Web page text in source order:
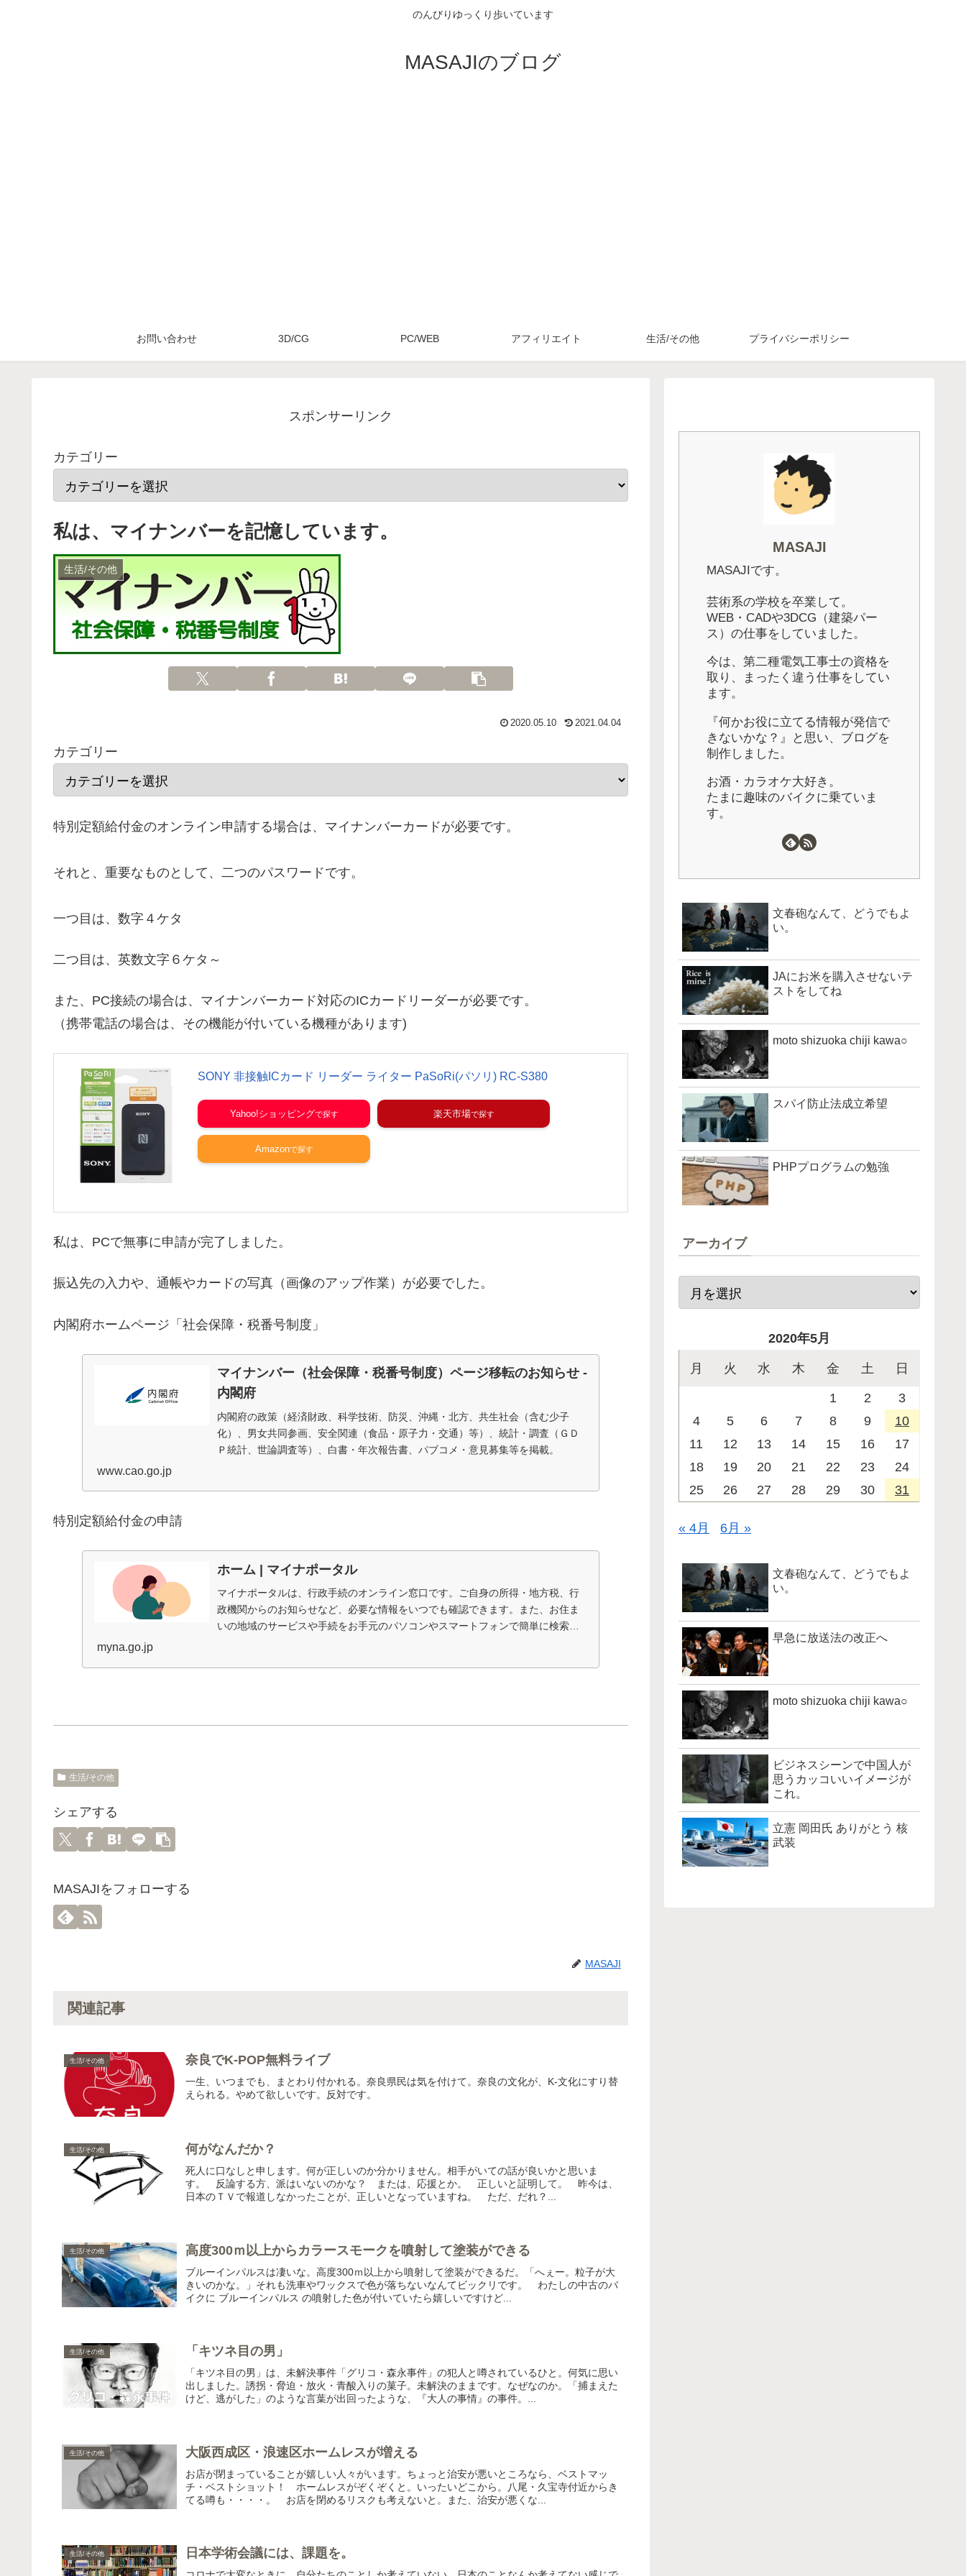
のんびりゆっくり歩いています
MASAJIのブログ
お問い合わせ 3D/CG PC/WEB アフィリエイト 生活/その他 プライバシーポリシー
スポンサーリンク
カテゴリー
私は、マイナンバーを記憶しています。
生活/その他
2020.05.10 2021.04.04
カテゴリー
特別定額給付金のオンライン申請する場合は、マイナンバーカードが必要です。
それと、重要なものとして、二つのパスワードです。
一つ目は、数字４ケタ
二つ目は、英数文字６ケタ～
また、PC接続の場合は、マイナンバーカード対応のICカードリーダーが必要です。
（携帯電話の場合は、その機能が付いている機種があります)
SONY 非接触ICカード リーダー ライター PaSoRi(パソリ) RC-S380
Yahoo!ショッピング 楽天市場
Amazon
私は、PCで無事に申請が完了しました。
振込先の入力や、通帳やカードの写真（画像のアップ作業）が必要でした。
内閣府ホームページ「社会保障・税番号制度」
マイナンバー（社会保障・税番号制度）ページ移転のお知らせ -
内閣府
内閣府の政策（経済財政、科学技術、防災、沖縄・北方、共生社会（含む少子
化）、男女共同参画、安全関連（食品・原子力・交通）等）、統計・調査（ＧＤ
Ｐ統計、世論調査等）、白書・年次報告書、パブコメ・意見募集等を掲載。
www.cao.go.jp
特別定額給付金の申請
ホーム | マイナポータル
マイナポータルは、行政手続のオンライン窓口です。ご自身の所得・地方税、行
政機関からのお知らせなど、必要な情報をいつでも確認できます。また、お住ま
いの地域のサービスや手続をお手元のパソコンやスマートフォンで簡単に検索で
myna.go.jp
生活/その他
シェアする
MASAJIをフォローする
MASAJI
関連記事
生活/その他 奈良でK-POP無料ライブ
一生、いつまでも、まとわり付かれる。奈良県民は気を付けて。奈良の文化が、K-文化にすり替
えられる。やめて欲しいです。反対です。
生活/その他 何がなんだか？
死人に口なしと申します。何が正しいのか分かりません。相手がいての話が良いかと思いま
す。 反論する方、派はいないのかな？ または、応援とか。 正しいと証明して。 昨今は、
日本のＴＶで報道しなかったことが、正しいとなっていますね。 ただ、だれ？...
生活/その他 高度300ｍ以上からカラースモークを噴射して塗装ができる
ブルーインパルスは凄いな。高度300ｍ以上から噴射して塗装ができるだ。「へぇー。粒子が大
きいのかな。」それも洗車やワックスで色が落ちないなんてビックリです。 わたしの中古のバ
イクに ブルーインパルス の噴射した色が付いていたら嬉しいですけど...
生活/その他 「キツネ目の男」
「キツネ目の男」は、未解決事件「グリコ・森永事件」の犯人と噂されているひと。何気に思い
出しました。誘拐・脅迫・放火・青酸入りの菓子。未解決のままです。なぜなのか。「捕まえた
けど、逃がした」のような言葉が出回ったような、『大人の事情』の事件。...
生活/その他 大阪西成区・浪速区ホームレスが増える
お店が閉まっていることが嬉しい人々がいます。ちょっと治安が悪いところなら、ベストマッ
チ・ベストショット！ ホームレスがぞくぞくと。いったいどこから。八尾・久宝寺付近からき
てる噂も・・・・。 お店を閉めるリスクも考えないと。また、治安が悪くな...
生活/その他 日本学術会議には、課題を。
MASAJI
MASAJIです。
芸術系の学校を卒業して。
WEB・CADや3DCG（建築パー
ス）の仕事をしていました。
今は、第二種電気工事士の資格を
取り、まったく違う仕事をしてい
ます。
『何かお役に立てる情報が発信で
きないかな？』と思い、ブログを
制作しました。
お酒・カラオケ大好き。
たまに趣味のバイクに乗ていま
す。
文春砲なんて、どうでもよ
い。
JAにお米を購入させないテ
ストをしてね
moto shizuoka chiji kawa○
スパイ防止法成立希望
PHPプログラムの勉強
アーカイブ
2020年5月
月 火 水 木 金 土 日
1 2
3
4
5 6 7 8 9
10
11
12 13 14 15 16
17
18
19 20 21 22 23
24
25
26 27 28 29 30 31
« 4月 6月 »
文春砲なんて、どうでもよ
い。
早急に放送法の改正へ
moto shizuoka chiji kawa○
ビジネスシーンで中国人が
思うカッコいいイメージが
これ。
立憲 岡田氏 ありがとう 核
武装